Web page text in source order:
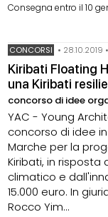
Consegna entro il 10
CONCORSI • 28.10.2019 •
Kiribati Floating
una Kiribati
concorso di idee
YAC - Young
concorso di idee
Marche per la
Kiribati, in
climatico e
15.000 euro. In
Rocco Yim...